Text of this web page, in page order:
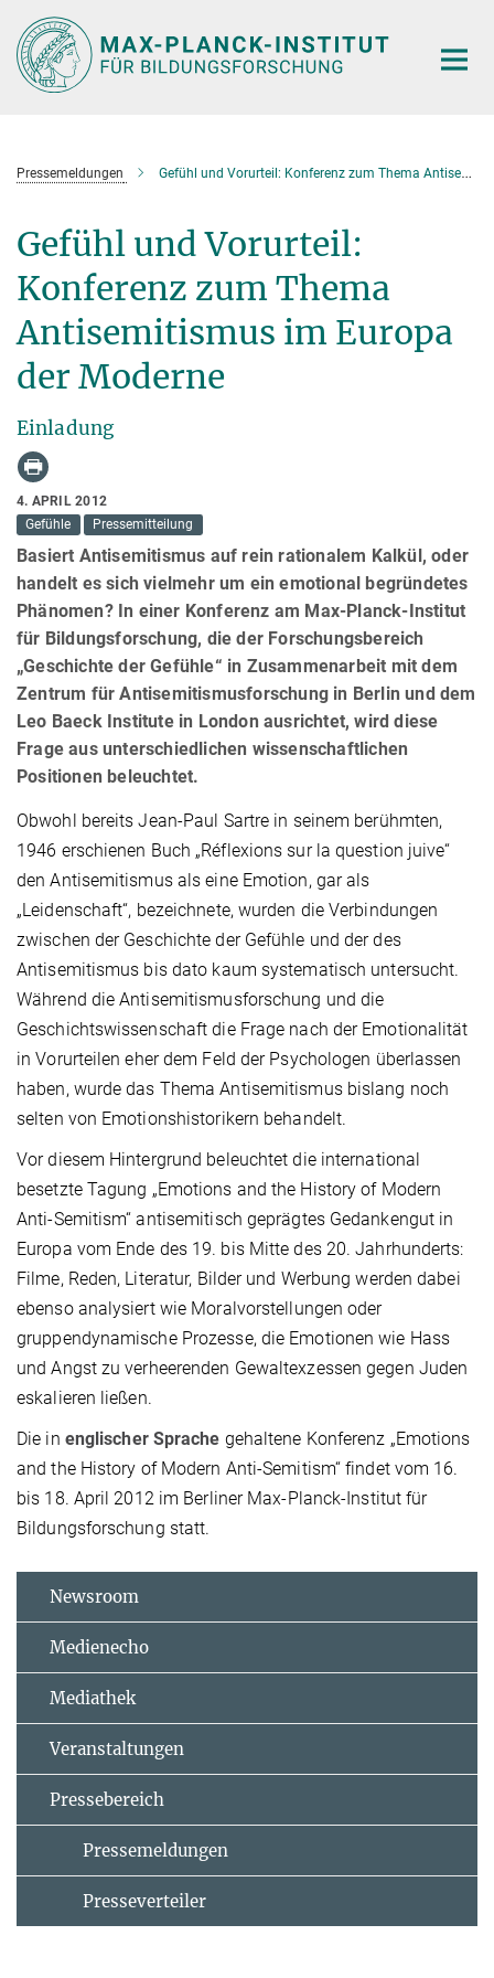
Hauptinhalt
Pressemeldungen Gefühl und Vorurteil: Konferenz zum Thema Antisemitismus im Europa der Moderne
Gefühl und Vorurteil:
Konferenz zum Thema
Antisemitismus im Europa
der Moderne
Einladung
4. APRIL 2012
Gefühle
Pressemitteilung
Basiert Antisemitismus auf rein rationalem Kalkül, oder
handelt es sich vielmehr um ein emotional begründetes
Phänomen? In einer Konferenz am Max-Planck-Institut
für Bildungsforschung, die der Forschungsbereich
„Geschichte der Gefühle“ in Zusammenarbeit mit dem
Zentrum für Antisemitismusforschung in Berlin und dem
Leo Baeck Institute in London ausrichtet, wird diese
Frage aus unterschiedlichen wissenschaftlichen
Positionen beleuchtet.
Obwohl bereits Jean-Paul Sartre in seinem berühmten,
1946 erschienen Buch „Réflexions sur la question juive“
den Antisemitismus als eine Emotion, gar als
„Leidenschaft“, bezeichnete, wurden die Verbindungen
zwischen der Geschichte der Gefühle und der des
Antisemitismus bis dato kaum systematisch untersucht.
Während die Antisemitismusforschung und die
Geschichtswissenschaft die Frage nach der Emotionalität
in Vorurteilen eher dem Feld der Psychologen überlassen
haben, wurde das Thema Antisemitismus bislang noch
selten von Emotionshistorikern behandelt.
Vor diesem Hintergrund beleuchtet die international
besetzte Tagung „Emotions and the History of Modern
Anti-Semitism“ antisemitisch geprägtes Gedankengut in
Europa vom Ende des 19. bis Mitte des 20. Jahrhunderts:
Filme, Reden, Literatur, Bilder und Werbung werden dabei
ebenso analysiert wie Moralvorstellungen oder
gruppendynamische Prozesse, die Emotionen wie Hass
und Angst zu verheerenden Gewaltexzessen gegen Juden
eskalieren ließen.
Die in englischer Sprache gehaltene Konferenz „Emotions
and the History of Modern Anti-Semitism“ findet vom 16.
bis 18. April 2012 im Berliner Max-Planck-Institut für
Bildungsforschung statt.
Newsroom
Medienecho
Mediathek
Veranstaltungen
Pressebereich
Pressemeldungen
Presseverteiler